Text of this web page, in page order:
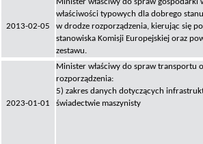
2013-02-05
właściwości typowych dla dobrego
w drodze rozporządzenia, kierując się
stanowiska Komisji Europejskiej oraz
zestawu.
2023-01-01
Minister właściwy do spraw transportu
rozporządzenia:
5) zakres danych dotyczących
świadectwie maszynisty